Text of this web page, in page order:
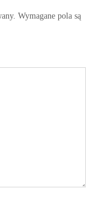
Wymagane pola są